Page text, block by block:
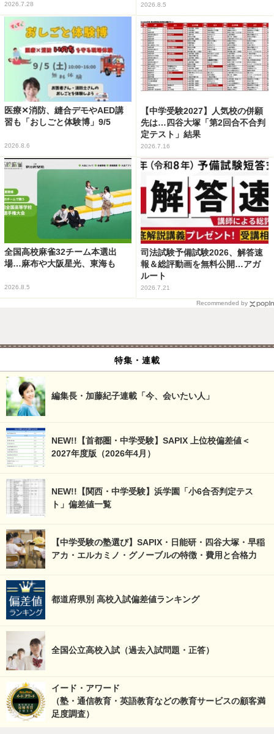
2026.7.28 2026.8.5
医療✕消防、縫合デモやAED講
習も「おしごと体験博」9/5
2026.8.6
【中学受験2027】人気校の併願
先は…四谷大塚「第2回合不合判
定テスト」結果
2026.7.16
全国高校麻雀32チーム本選出
場…麻布や大阪星光、東海も
2026.8.5
司法試験予備試験2026、解答速
報＆総評動画を無料公開…アガ
ルート
2026.7.21
Recommended by
特集・連載
編集長・加藤紀子連載「今、会いたい人」
NEW!!【首都圏・中学受験】SAPIX 上位校偏差値＜
2027年度版（2026年4月）
NEW!!【関西・中学受験】浜学園「小6合否判定テス
ト」偏差値一覧
【中学受験の塾選び】SAPIX・日能研・四谷大塚・早稲
アカ・エルカミノ・グノーブルの特徴・費用と合格力
都道府県別 高校入試偏差値ランキング
全国公立高校入試（過去入試問題・正答）
イード・アワード
（塾・通信教育・英語教育などの教育サービスの顧客満
足度調査）